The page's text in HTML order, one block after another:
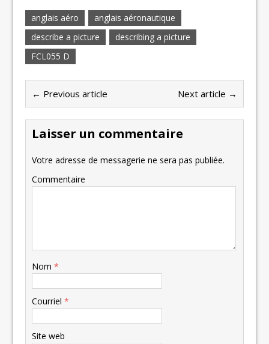
anglais aéro
anglais aéronautique
describe a picture
describing a picture
FCL055 D
← Previous article Next article →
Laisser un commentaire
Votre adresse de messagerie ne sera pas publiée.
Commentaire
Nom*
Courriel*
Site web